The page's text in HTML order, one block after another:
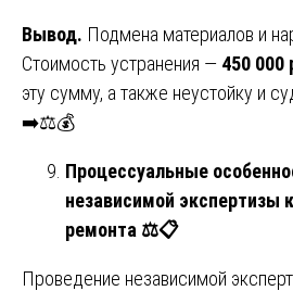
Вывод. Подмена материалов и
Стоимость устранения — 450 000
эту сумму, а также неустойку и
➡️⚖️💰
Процессуальные
независимой экспертизы
ремонта ⚖📋
Проведение независимой